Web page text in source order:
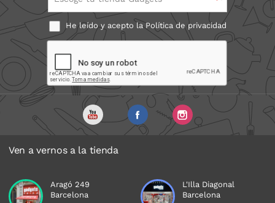
He leído y acepto laPolítica de privacidad
Ven a vernos a la tienda
Aragó 249
Barcelona
L'Illa Diagonal
Barcelona